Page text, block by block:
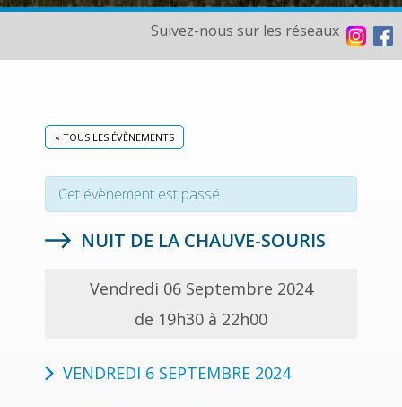
Suivez-nous sur les réseaux
« TOUS LES ÉVÈNEMENTS
Cet évènement est passé.
NUIT DE LA CHAUVE-SOURIS
Vendredi 06 Septembre 2024
de 19h30 à 22h00
VENDREDI 6 SEPTEMBRE 2024